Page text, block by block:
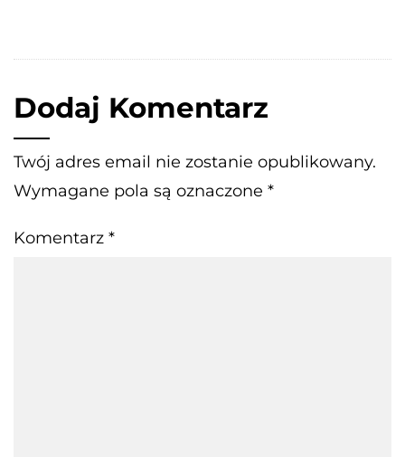
Dodaj Komentarz
Twój adres email nie zostanie opublikowany.
Wymagane pola są oznaczone *
Komentarz *